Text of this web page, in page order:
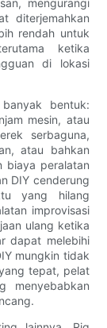
mengurangi
diterjemahkan
rendah untuk
ketika
di lokasi
bentuk:
mesin, atau
serbaguna,
atau bahkan
biaya peralatan
DIY cenderung
yang hilang
improvisasi
ulang ketika
dapat melebihi
mungkin tidak
tepat, pelat
menyebabkan